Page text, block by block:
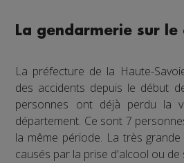
La gendarmerie sur le
La préfecture de la Haute-
des accidents depuis le début
personnes ont déjà perdu la
département. Ce sont 7
la même période. La très
causés par la prise d'alcool ou de